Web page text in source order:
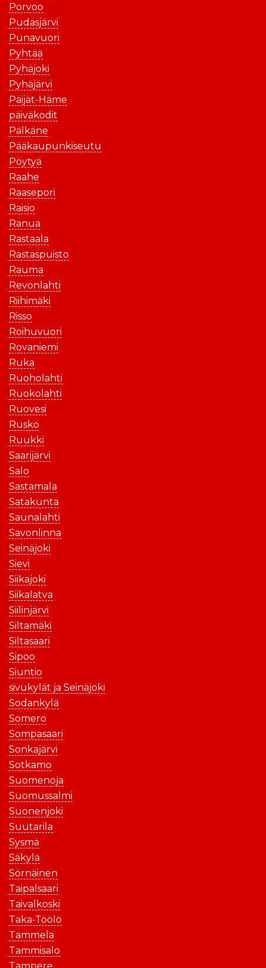
Porvoo
Pudasjärvi
Punavuori
Pyhtää
Pyhäjoki
Pyhäjärvi
Päijät-Häme
päiväkodit
Pälkäne
Pääkaupunkiseutu
Pöytyä
Raahe
Raasepori
Raisio
Ranua
Rastaala
Rastaspuisto
Rauma
Revonlahti
Riihimäki
Risso
Roihuvuori
Rovaniemi
Ruka
Ruoholahti
Ruokolahti
Ruovesi
Rusko
Ruukki
Saarijärvi
Salo
Sastamala
Satakunta
Saunalahti
Savonlinna
Seinäjoki
Sievi
Siikajoki
Siikalatva
Siilinjärvi
Siltamäki
Siltasaari
Sipoo
Siuntio
sivukylät ja Seinäjoki
Sodankylä
Somero
Sompasaari
Sonkajärvi
Sotkamo
Suomenoja
Suomussalmi
Suonenjoki
Suutarila
Sysmä
Säkylä
Sörnäinen
Taipalsaari
Taivalkoski
Taka-Töölö
Tammela
Tammisalo
Tampere